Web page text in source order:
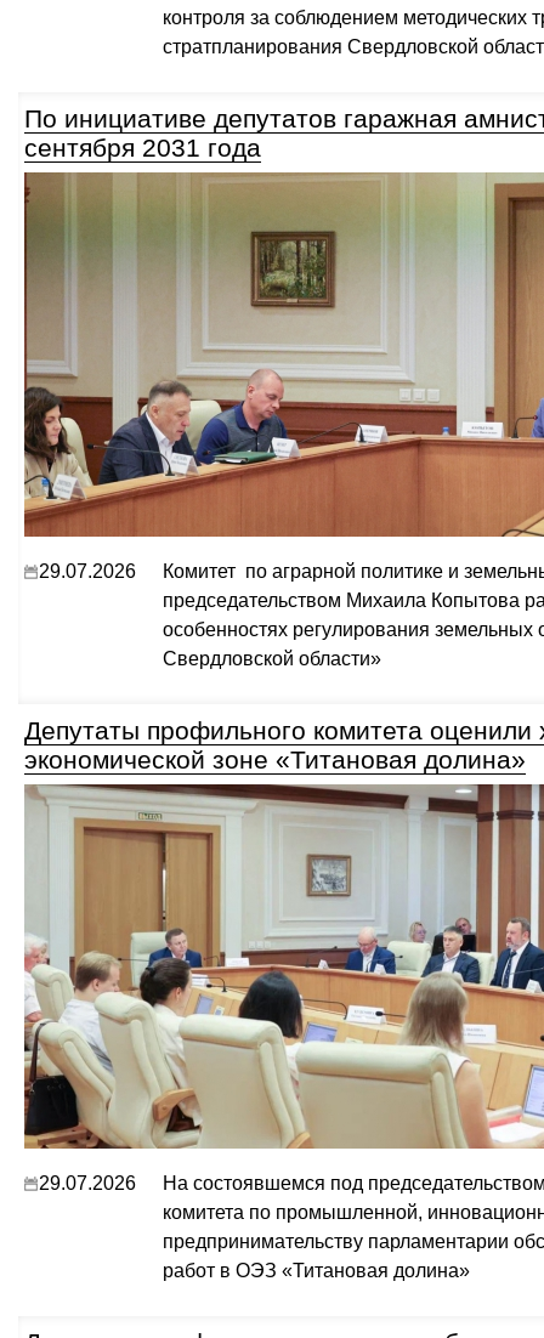
контроля за соблюдением методических
стратпланирования Свердловской
По инициативе депутатов гаражная
сентября 2031 года
29.07.2026
Комитет по аграрной политике и
председательством Михаила Копытова
особенностях регулирования
Свердловской области»
Депутаты профильного комитета оценили
экономической зоне «Титановая долина»
29.07.2026
На состоявшемся под
комитета по промышленной,
предпринимательству парламентарии
работ в ОЭЗ «Титановая долина»